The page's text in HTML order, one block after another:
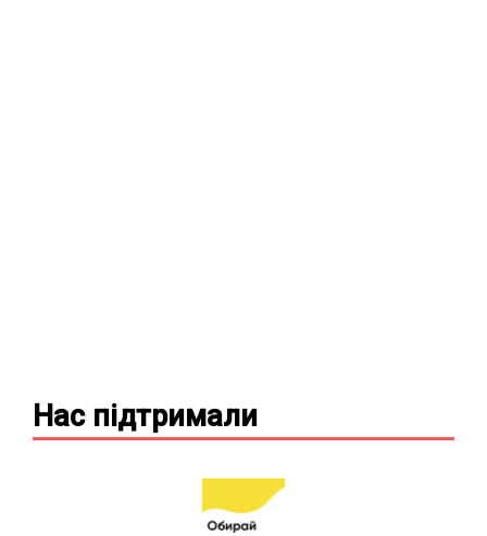
Нас підтримали